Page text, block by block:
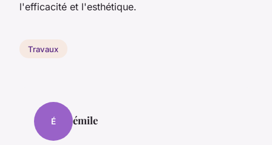
l'efficacité et l'esthétique.
Travaux
É émile